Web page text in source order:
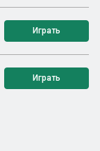
Играть
Играть